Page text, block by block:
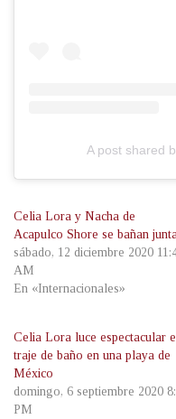
A post shared
Celia Lora y Nacha de
Acapulco Shore se bañan
sábado, 12 diciembre 2020
AM
En «Internacionales»
Celia Lora luce espectacular
traje de baño en una playa de
México
domingo, 6 septiembre 2020
PM